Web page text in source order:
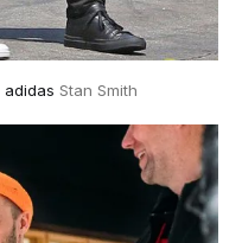
adidas Stan Smith